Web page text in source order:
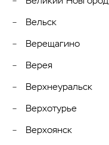
Вельск
Верещагино
Верея
Верхнеуральск
Верхотурье
Верхоянск